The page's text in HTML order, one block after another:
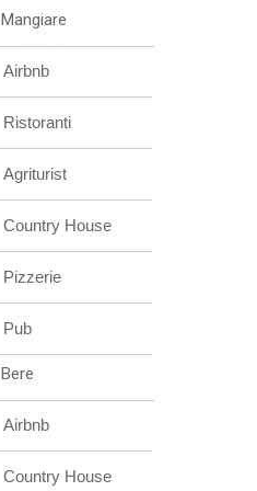
Mangiare
Airbnb
Ristoranti
Agriturist
Country House
Pizzerie
Pub
Bere
Airbnb
Country House